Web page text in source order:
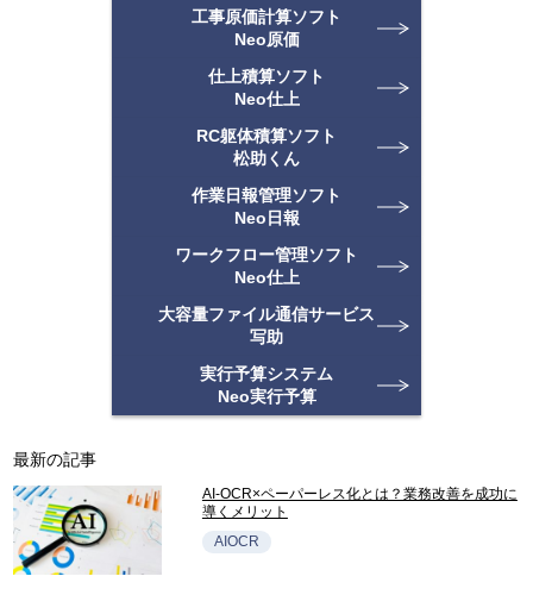
工事原価計算ソフト
Neo原価
仕上積算ソフト
Neo仕上
RC躯体積算ソフト
松助くん
作業日報管理ソフト
Neo日報
ワークフロー管理ソフト
Neo仕上
大容量ファイル通信サービス
写助
実行予算システム
Neo実行予算
最新の記事
AI-OCR×ペーパーレス化とは？業務改善を成功に
導くメリット
AIOCR